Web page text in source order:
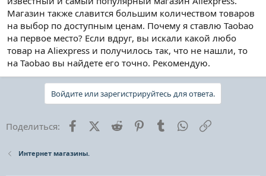
Магазин также славится большим количеством товаров
на выбор по доступным ценам. Почему я ставлю Taobao
на первое место? Если вдруг, вы искали какой любо
товар на Aliexpress и получилось так, что не нашли, то
на Taobao вы найдете его точно. Рекомендую.
Войдите или зарегистрируйтесь для ответа.
Поделиться: FacebookX (Twitter)
Reddit PinterestTumblr WhatsApp
Интернет магазины.